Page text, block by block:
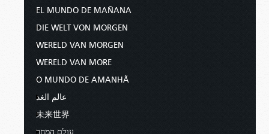
EL MUNDO DE MAÑANA
DIE WELT VON MORGEN
WERELD VAN MORGEN
WERELD VAN MORE
O MUNDO DE AMANHÃ
عالم الغد
未来世界